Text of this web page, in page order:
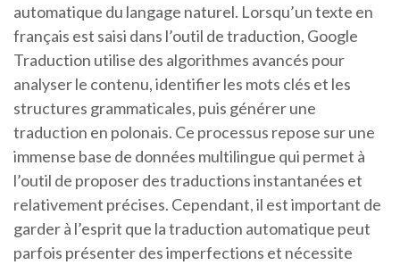
automatique du langage naturel. Lorsqu’un texte en
français est saisi dans l’outil de traduction, Google
Traduction utilise des algorithmes avancés pour
analyser le contenu, identifier les mots clés et les
structures grammaticales, puis générer une
traduction en polonais. Ce processus repose sur une
immense base de données multilingue qui permet à
l’outil de proposer des traductions instantanées et
relativement précises. Cependant, il est important de
garder à l’esprit que la traduction automatique peut
parfois présenter des imperfections et nécessite